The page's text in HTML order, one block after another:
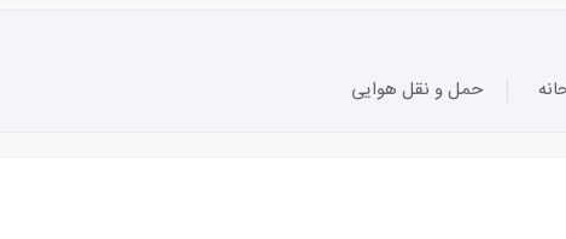
حمل و نقل هوایی